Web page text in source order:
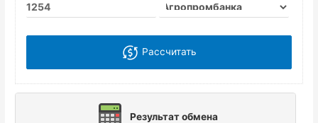
Рассчитать
Результат обмена